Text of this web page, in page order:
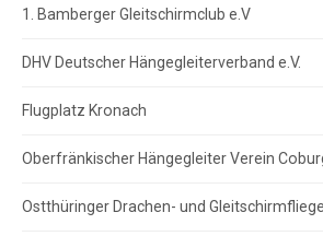
1. Bamberger Gleitschirmclub e.V
DHV Deutscher Hängegleiterverband e.V.
Flugplatz Kronach
Oberfränkischer Hängegleiter Verein
Ostthüringer Drachen- und